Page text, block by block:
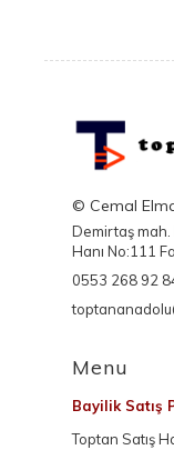
© Cemal
Demirtaş
Hanı No:111
0553 268 92
Menu
Bayilik Satış
Toptan Satış